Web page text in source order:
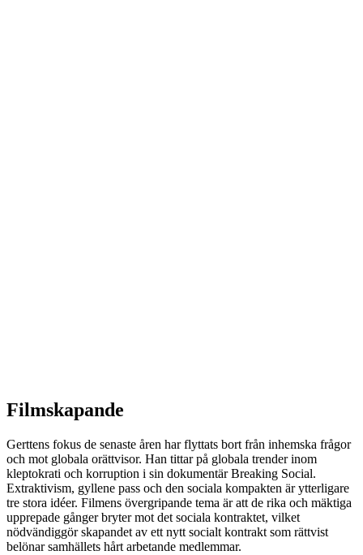
Filmskapande
Gerttens fokus de senaste åren har flyttats bort från inhemska frågor
och mot globala orättvisor. Han tittar på globala trender inom
kleptokrati och korruption i sin dokumentär Breaking Social.
Extraktivism, gyllene pass och den sociala kompakten är ytterligare
tre stora idéer. Filmens övergripande tema är att de rika och mäktiga
upprepade gånger bryter mot det sociala kontraktet, vilket
nödvändiggör skapandet av ett nytt socialt kontrakt som rättvist
belönar samhällets hårt arbetande medlemmar.